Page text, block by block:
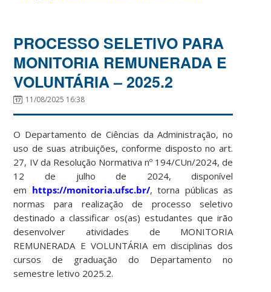
PROCESSO SELETIVO PARA
MONITORIA REMUNERADA E
VOLUNTÁRIA – 2025.2
11/08/2025 16:38
O Departamento de Ciências da Administração, no
uso de suas atribuições, conforme disposto no art.
27, IV da Resolução Normativa nº 194/CUn/2024, de
12 de julho de 2024, disponível
em https://monitoria.ufsc.br/, torna públicas as
normas para realização de processo seletivo
destinado a classificar os(as) estudantes que irão
desenvolver atividades de MONITORIA
REMUNERADA E VOLUNTÁRIA em disciplinas dos
cursos de graduação do Departamento no
semestre letivo 2025.2.